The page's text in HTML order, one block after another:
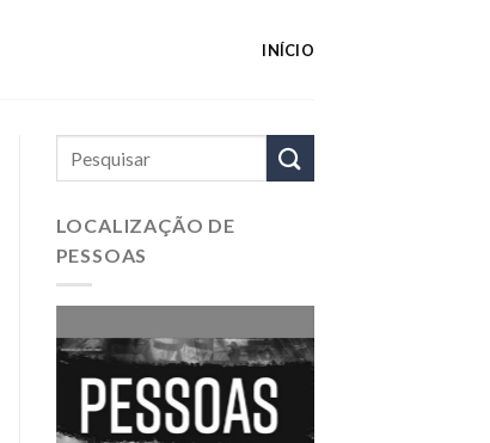
INÍCIO
LOCALIZAÇÃO DE
PESSOAS